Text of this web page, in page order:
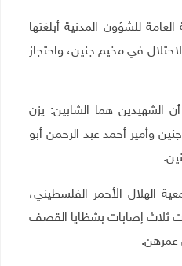
للشؤون المدنية أبلغتها
في مخيم جنين، واحتجاز
الشهيدين هما الشابين: يزن
وأمير أحمد عبد الرحمن أبو
الهلال الأحمر الفلسطيني،
ثلاث إصابات بشظايا القصف
عمرهن.